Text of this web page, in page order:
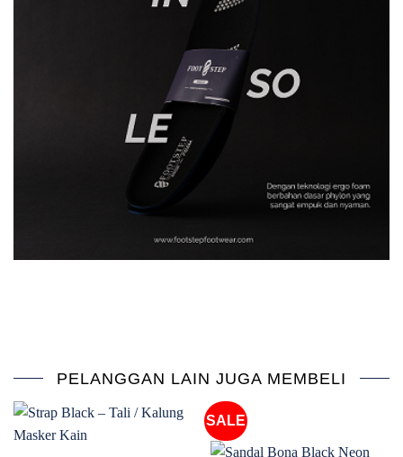
PELANGGAN LAIN JUGA MEMBELI
SALE